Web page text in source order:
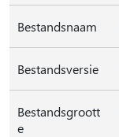
Bestandsnaam
Bestandsversie
Bestandsgroott
e